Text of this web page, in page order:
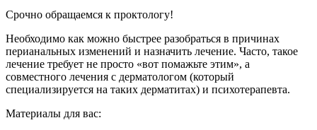
Срочно обращаемся к проктологу!
Необходимо как можно быстрее разобраться в причинах
перианальных изменений и назначить лечение. Часто, такое
лечение требует не просто «вот помажьте этим», а
совместного лечения с дерматологом (который
специализируется на таких дерматитах) и психотерапевта.
Материалы для вас: